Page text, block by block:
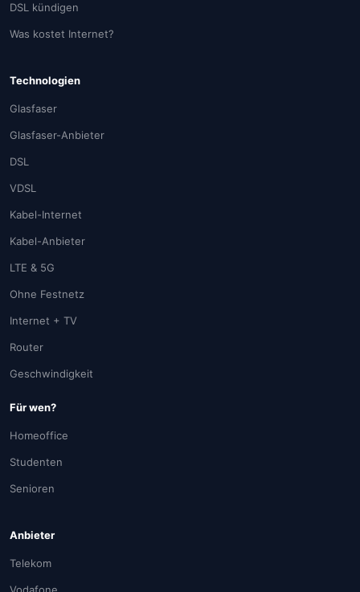
DSL kündigen
Was kostet Internet?
Technologien
Glasfaser
Glasfaser-Anbieter
DSL
VDSL
Kabel-Internet
Kabel-Anbieter
LTE & 5G
Ohne Festnetz
Internet + TV
Router
Geschwindigkeit
Für wen?
Homeoffice
Studenten
Senioren
Anbieter
Telekom